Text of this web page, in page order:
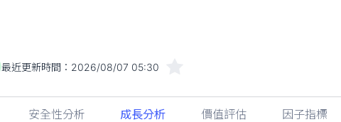
最近更新時間： 2026/08/07 05:30
安全性分析 成長分析 價值評估 因子指標